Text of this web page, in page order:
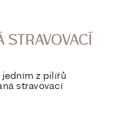
STRAVOVACÍ
jedním z pilířů
stravovací